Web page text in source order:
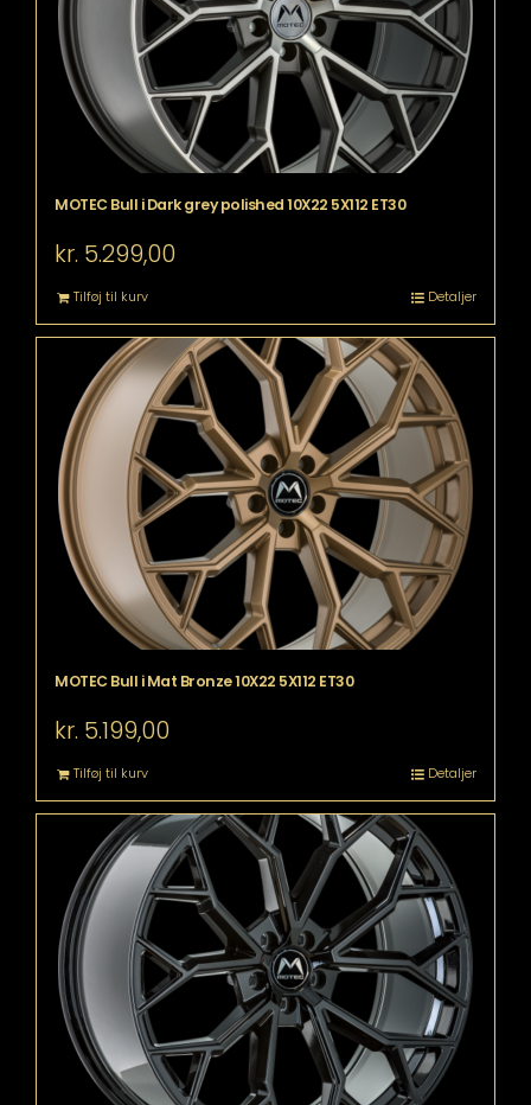
MOTEC Bull i Dark grey polished 10X22 5X112 ET30
kr. 5.299,00
Tilføj til kurv Detaljer
MOTEC Bull i Mat Bronze 10X22 5X112 ET30
kr. 5.199,00
Tilføj til kurv Detaljer